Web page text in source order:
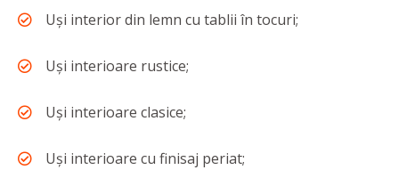
Uși interior din lemn cu tablii în tocuri;
Uși interioare rustice;
Uși interioare clasice;
Uși interioare cu finisaj periat;